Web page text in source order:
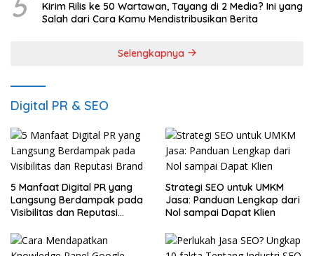
Kirim Rilis ke 50 Wartawan, Tayang di 2 Media? Ini yang
Salah dari Cara Kamu Mendistribusikan Berita
Selengkapnya
Digital PR & SEO
5 Manfaat Digital PR yang
Langsung Berdampak pada
Visibilitas dan Reputasi
Strategi SEO untuk UMKM
Jasa: Panduan Lengkap dari
Nol sampai Dapat Klien